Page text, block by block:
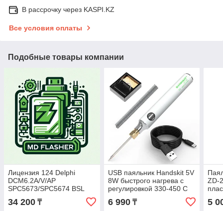
В рассрочку через KASPI.KZ
Все условия оплаты
Подобные товары компании
Лицензия 124 Delphi
DCM6.2A/V/AP
SPC5673/SPC5674 BSL
34 200 ₸
USB паяльник Handskit 5V
8W быстрого нагрева с
регулировкой 330-450 С
6 990₸
ZD-
5